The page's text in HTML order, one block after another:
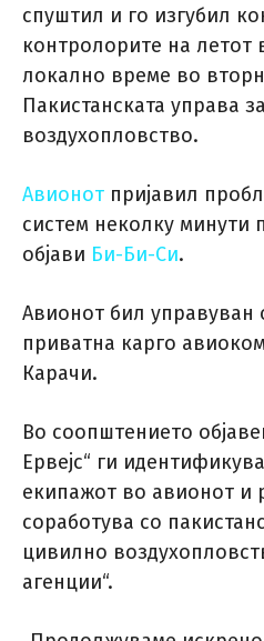
спуштил и го изгубил
контролорите на летот
локално време во
Пакистанската управа
воздухопловство.
Авионот пријавил
систем неколку минути
објави Би-Би-Си.
Авионот бил управуван
приватна карго
Карачи.
Во соопштението
Ервејс“ ги
екипажот во авионот и
соработува со
цивилно
агенции“.